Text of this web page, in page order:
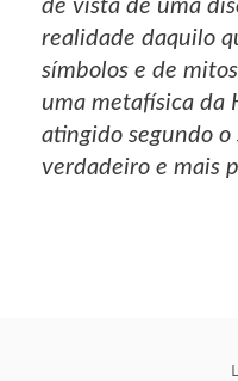
de vista de uma
realidade daquilo
símbolos e de
uma metafísica da
atingido segundo
verdadeiro e mais